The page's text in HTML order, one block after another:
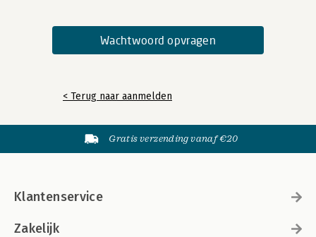
< Terug naar aanmelden
Gratis verzending vanaf €20
Klantenservice
Zakelijk